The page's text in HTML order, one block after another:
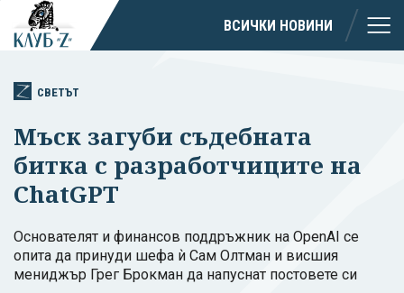
ВСИЧКИ НОВИНИ
СВЕТЪТ
Мъск загуби съдебната
битка с разработчиците на
ChatGPT
Oснователят и финансов поддръжник на OpenAI се
опита да принуди шефа ѝ Сам Олтман и висшия
мениджър Грег Брокман да напуснат постовете си